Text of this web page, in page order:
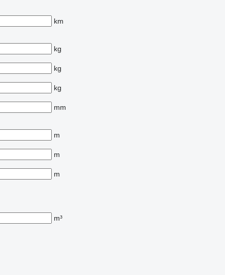
km
kg
kg
kg
mm
m
m
m
m³